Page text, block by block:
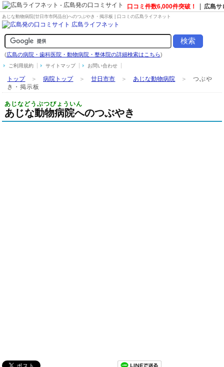
口コミ件数6,000件突破！ 広島サ
あじな動物病院(廿日市市阿品台)へのつぶやき・掲示板 | 口コミの広島ライフネット
(広島の病院・歯科医院・動物病院・整体院の詳細検索はこちら)
ご利用規約 サイトマップ お問い合わせ
トップ＞病院トップ＞廿日市市 ＞あじな動物病院 ＞つぶや
き・掲示板
あじなどうぶつびょういん
あじな動物病院へのつぶやき